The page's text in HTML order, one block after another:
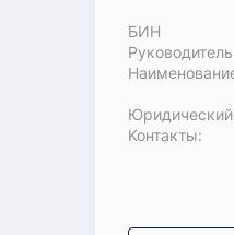
БИН
Руководитель
Koнтaкты: